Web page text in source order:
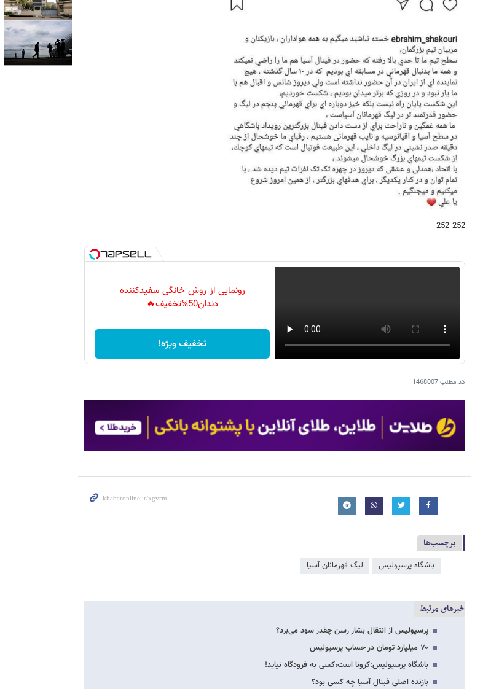
252 252
رونمایی از روش خانگی سفیدکننده
دندان50%تخفیف🔥
تخفیف ویژه!
کد مطلب1468007
برچسب‌ها
باشگاه پرسپولیس لیگ قهرمانان آسیا
خبرهای مرتبط
پرسپولیس از انتقال بشار رسن چقدر سود می‌برد؟
۷۰ میلیارد تومان در حساب پرسپولیس
باشگاه پرسپولیس:کرونا است،کسی به فرودگاه نیاید!
بازنده اصلی فینال آسیا چه کسی بود؟